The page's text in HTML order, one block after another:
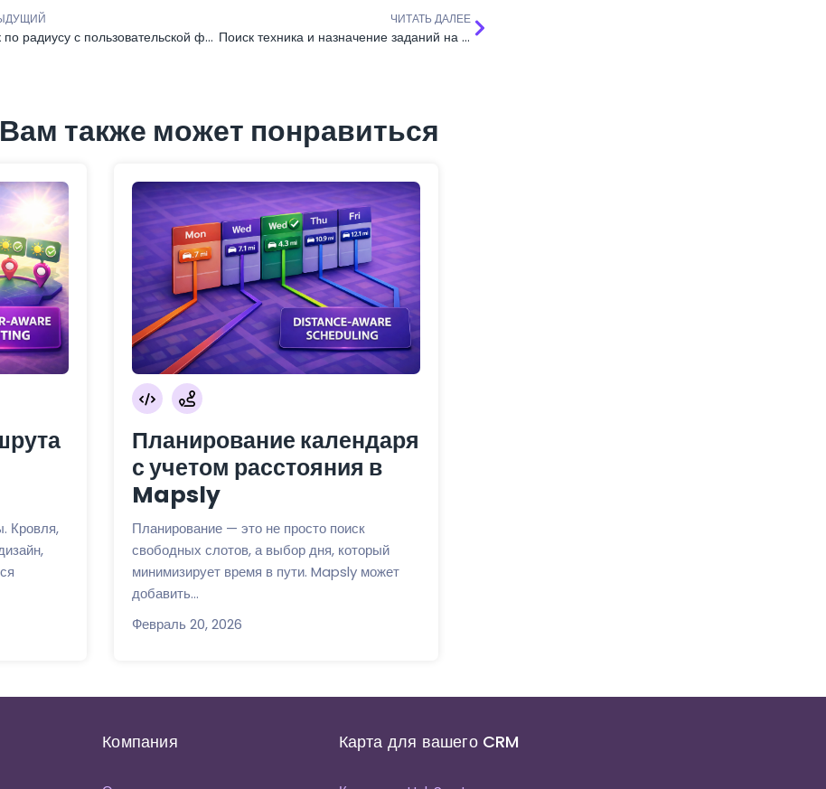
Поиск по радиусу с пользовательской формой
ЧИТАТЬ ДАЛЕЕ
Поиск техника и назначение заданий на карте
Вам также может понравиться
Кровля,
Планирование календаря
с учетом расстояния в
Mapsly
Планирование — это не просто поиск
свободных слотов, а выбор дня, который
минимизирует время в пути. Mapsly может
добавить...
Февраль 20, 2026
Компания Карта для вашего CRM